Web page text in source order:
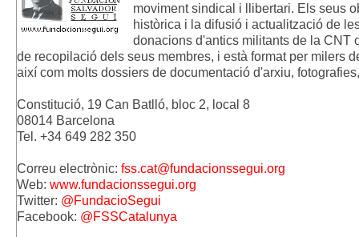
moviment sindical i llibertari. Els seus
històrica i la difusió i actualització de
donacions d'antics militants de la CNT
de recopilació dels seus membres, i està format per milers
així com molts dossiers de documentació d'arxiu,
Constitució, 19 Can Batlló, bloc 2, local 8
08014 Barcelona
Tel. +34 649 282 350
Correu electrònic: fss.cat@fundacionssegui.org
Web: www.fundacionssegui.org
Twitter: @FundacioSegui
Facebook: @FSSCatalunya